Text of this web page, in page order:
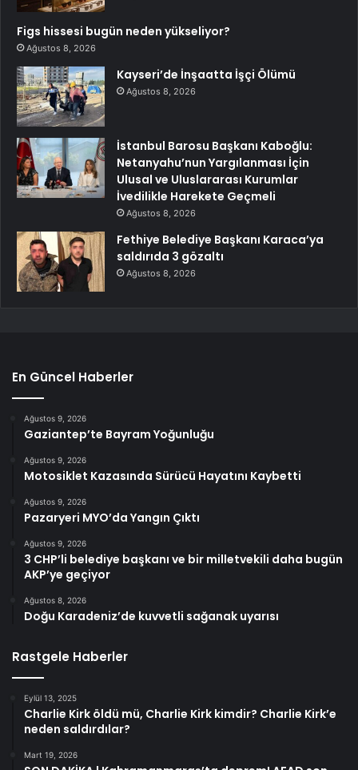
Figs hissesi bugün neden yükseliyor?
Ağustos 8, 2026
Kayseri’de İnşaatta İşçi Ölümü
Ağustos 8, 2026
İstanbul Barosu Başkanı Kaboğlu:
Netanyahu’nun Yargılanması İçin
Ulusal ve Uluslararası Kurumlar
İvedilikle Harekete Geçmeli
Ağustos 8, 2026
Fethiye Belediye Başkanı Karaca’ya
saldırıda 3 gözaltı
Ağustos 8, 2026
En Güncel Haberler
Ağustos 9, 2026
Gaziantep’te Bayram Yoğunluğu
Ağustos 9, 2026
Motosiklet Kazasında Sürücü Hayatını Kaybetti
Ağustos 9, 2026
Pazaryeri MYO’da Yangın Çıktı
Ağustos 9, 2026
3 CHP’li belediye başkanı ve bir milletvekili daha bugün
AKP’ye geçiyor
Ağustos 8, 2026
Doğu Karadeniz’de kuvvetli sağanak uyarısı
Rastgele Haberler
Eylül 13, 2025
Charlie Kirk öldü mü, Charlie Kirk kimdir? Charlie Kirk’e
neden saldırdılar?
Mart 19, 2026